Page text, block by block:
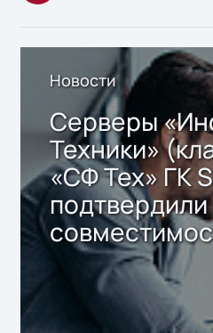
Новости
Серверы
Техники»
«СФ Тех» ГК
подтвердили
решением
Storage 2.x
хранения